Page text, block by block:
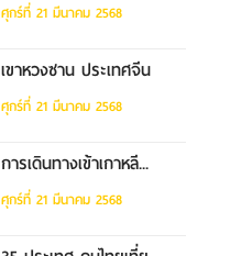
ศุกร์ที่ 21 มีนาคม 2568
เขาหวงซาน ประเทศจีน
ศุกร์ที่ 21 มีนาคม 2568
การเดินทางเข้าเกาหลี...
ศุกร์ที่ 21 มีนาคม 2568